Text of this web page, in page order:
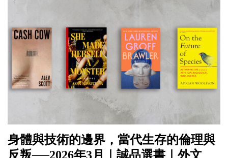
身體與技術的邊界，當代生存的倫理與
反叛──2026年3月｜誠品選書｜外文